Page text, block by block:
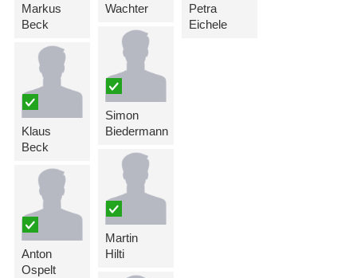
Markus
Beck
Klaus
Beck
Anton
Ospelt
Wachter
Simon
Biedermann
Martin
Hilti
Petra
Eichele